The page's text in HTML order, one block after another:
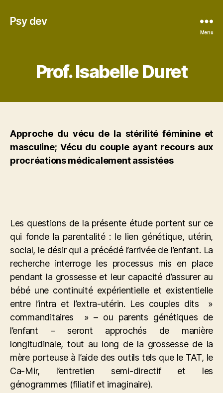
Psy dev
Menu
Prof. Isabelle Duret
Approche du vécu de la stérilité féminine et
masculine; Vécu du couple ayant recours aux
procréations médicalement assistées
Les questions de la présente étude portent sur ce
qui fonde la parentalité : le lien génétique, utérin,
social, le désir qui a précédé l’arrivée de l’enfant. La
recherche interroge les processus mis en place
pendant la grossesse et leur capacité d’assurer au
bébé une continuité expérientielle et existentielle
entre l’intra et l’extra-utérin. Les couples dits »
commanditaires » – ou parents génétiques de
l’enfant – seront approchés de manière
longitudinale, tout au long de la grossesse de la
mère porteuse à l’aide des outils tels que le TAT, le
Ca-Mir, l’entretien semi-directif et les
génogrammes (filiatif et imaginaire).